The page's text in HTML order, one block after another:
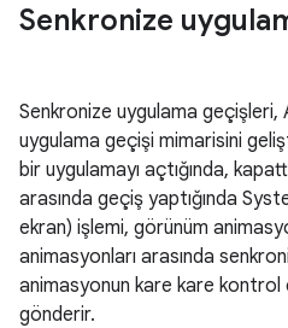
Senkronize
Senkronize uygulama
uygulama geçişi mimarisini
bir uygulamayı açtığında,
arasında geçiş yaptığında
ekran) işlemi, görünüm
animasyonları arasında
animasyonun kare kare
gönderir.